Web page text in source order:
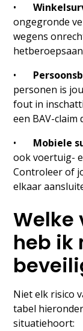
•
ongegronde
wegens
•
personen is
fout in
een BAV-
• Mobiele
ook voertuig-
Controleer of
elkaar
Welke
heb ik
Niet elk risico
tabel
situatiehoort: